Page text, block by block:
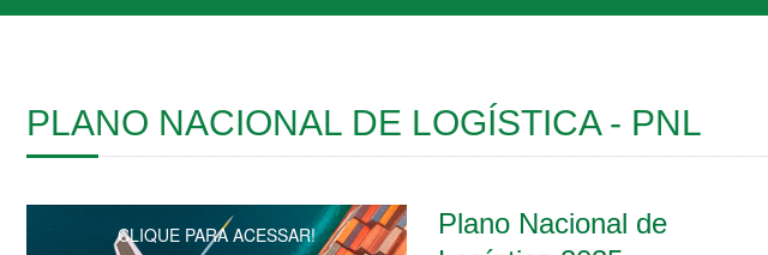
PLANO NACIONAL DE LOGÍSTICA - PNL
CLIQUE PARA ACESSAR!
Plano Nacional de